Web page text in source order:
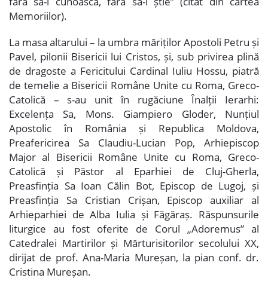
Memoriilor).
La masa altarului – la umbra măriților Apostoli Petru și
Pavel, pilonii Bisericii lui Cristos, și, sub privirea plină
de dragoste a Fericitului Cardinal Iuliu Hossu, piatră
de temelie a Bisericii Române Unite cu Roma, Greco-
Catolică – s-au unit în rugăciune Înalții Ierarhi:
Excelența Sa, Mons. Giampiero Gloder, Nunțiul
Apostolic în România și Republica Moldova,
Preafericirea Sa Claudiu-Lucian Pop, Arhiepiscop
Major al Bisericii Române Unite cu Roma, Greco-
Catolică și Păstor al Eparhiei de Cluj-Gherla,
Preasfinția Sa Ioan Călin Bot, Episcop de Lugoj, și
Preasfinția Sa Cristian Crișan, Episcop auxiliar al
Arhieparhiei de Alba Iulia și Făgăraș. Răspunsurile
liturgice au fost oferite de Corul „Adoremus” al
Catedralei Martirilor și Mărturisitorilor secolului XX,
dirijat de prof. Ana-Maria Mureșan, la pian conf. dr.
Cristina Mureșan.